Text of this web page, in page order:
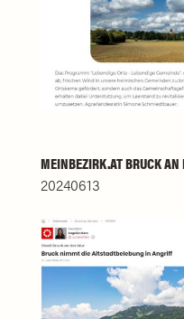
MEINBEZIRK.AT BRUCK AN
20240613